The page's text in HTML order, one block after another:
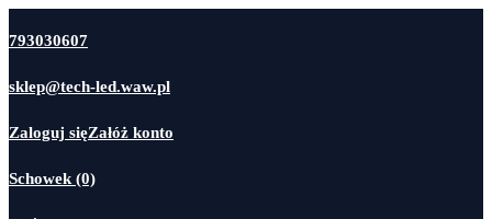
793030607
sklep@tech-led.waw.pl
Zaloguj sięZałóż konto
Schowek (0)